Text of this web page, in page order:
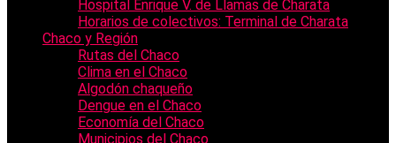
Hospital Enrique V. de Llamas de Charata
Horarios de colectivos: Terminal de Charata
Chaco y Región
Rutas del Chaco
Clima en el Chaco
Algodón chaqueño
Dengue en el Chaco
Economía del Chaco
Municipios del Chaco